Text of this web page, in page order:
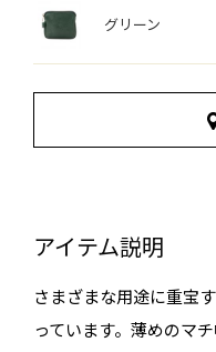
グリーン
アイテム説明
さまざまな用途に重宝
っています。薄めのマ